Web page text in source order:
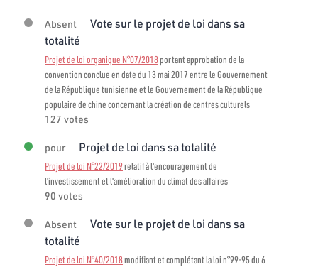
Absent
Vote sur le projet de loi dans sa
totalité
Projet de loi organique N°07/2018portant approbation de la
convention conclue en date du 13 mai 2017 entre le Gouvernement
de la République tunisienne et le Gouvernement de la République
populaire de chine concernant la création de centres culturels
127 votes
pour Projet de loi dans sa totalité
Projet de loi N°22/2019relatif à l'encouragement de
l'investissement et l'amélioration du climat des affaires
90 votes
Absent
Vote sur le projet de loi dans sa
totalité
Projet de loi N°40/2018modifiant et complétant la loi n°99-95 du 6